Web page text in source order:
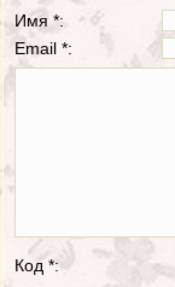
Имя *:
Email *:
Код *: